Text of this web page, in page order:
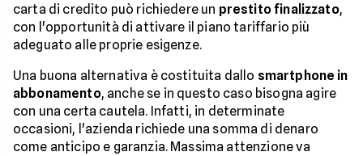
carta di credito può richiedere un prestito finalizzato,
con l'opportunità di attivare il piano tariffario più
adeguato alle proprie esigenze.
Una buona alternativa è costituita dallo smartphone in
abbonamento, anche se in questo caso bisogna agire
con una certa cautela. Infatti, in determinate
occasioni, l'azienda richiede una somma di denaro
come anticipo e garanzia. Massima attenzione va